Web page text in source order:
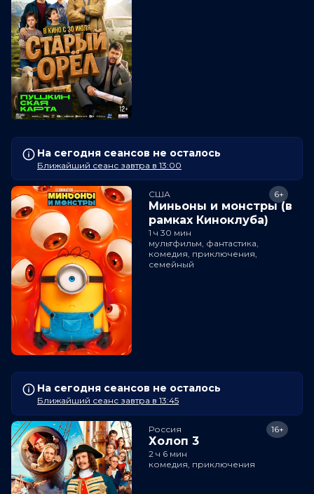
На сегодня сеансов не осталось
Ближайший сеанс завтра в 13:00
США
Миньоны и монстры (в
рамках Киноклуба)
6+
1 ч 30 мин
мультфильм, фантастика,
комедия, приключения,
семейный
На сегодня сеансов не осталось
Ближайший сеанс завтра в 13:45
Россия
Холоп 3
16+
2 ч 6 мин
комедия, приключения